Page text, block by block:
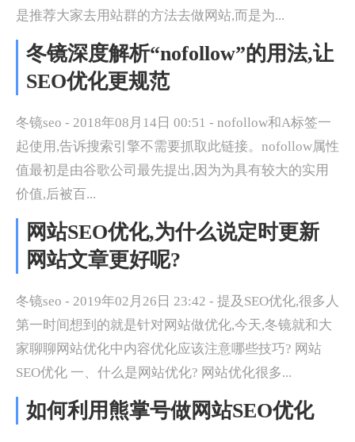
是推荐大家去用站群的方法去做网站,而是为...
冬镜深度解析“nofollow”的用法,让
SEO优化更规范
冬镜seo - 2018年08月14日 00:51 - nofollow和A标签一
起使用,告诉搜索引擎不需要抓取此链接。nofollow属性
值最初是由谷歌公司最先提出,因为为具有较大的实用
价值,后被百...
网站SEO优化,为什么说定时更新
网站文章更好呢?
冬镜seo - 2019年02月26日 23:42 - 提及SEO优化,很多人
第一时间想到的就是针对网站做优化,今天,冬镜就和大
家聊聊网站优化中内容优化应该注意哪些技巧? 网站
SEO优化 一、什么是网站优化? 网站优化很多...
如何利用熊掌号做网站SEO优化